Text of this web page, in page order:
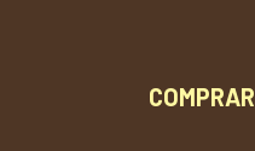
COMPRAR